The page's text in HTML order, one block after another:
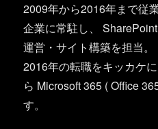
2009年から2016年まで従
企業に常駐し、
運営・サイト構築を担当。
2016年の転職をキッカケ
ら Microsoft 365 ( Office
す。